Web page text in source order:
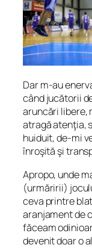
Dar m-au
când jucătorii
aruncări libere,
atragă atenţia,
huiduit, de-mi
înroşită şi
Apropo, unde
(urmăririi)
ceva printre
aranjament de
făceam
devenit doar o